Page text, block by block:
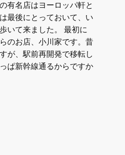
有名店はヨーロッパ軒と
最後にとっておいて、い
いて来ました。 最初に
のお店、小川家です。昔
が、駅前再開発で移転し
ぱ新幹線通るからですか